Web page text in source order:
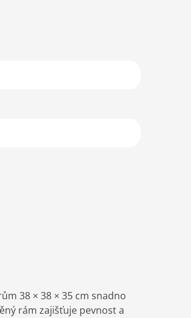
38 × 38 × 35 cm snadno
rám zajišťuje pevnost a